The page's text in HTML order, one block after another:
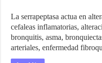
La serrapeptasa actua en
cefaleas inflamatorias,
bronquitis, asma,
arteriales, enfermedad